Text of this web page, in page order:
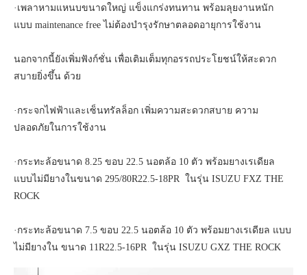
·เพลาหามแหนบขนาดใหญ่ แข็งแกร่งทนทาน พร้อมลุยงานหนัก
แบบ maintenance free ไม่ต้องบำรุงรักษาตลอดอายุการใช้งาน
นอกจากนี้ยังเพิ่มฟังก์ชั่น เพื่อเติมเต็มทุกอรรถประโยชน์ให้สะดวก
สบายยิ่งขึ้น ด้วย
·กระจกไฟฟ้าและเซ็นทรัลล็อก เพิ่มความสะดวกสบาย ความ
ปลอดภัยในการใช้งาน
·กระทะล้อขนาด 8.25 ขอบ 22.5 นอตล้อ 10 ตัว พร้อมยางเรเดียล
แบบไม่มียางในขนาด 295/80R22.5-18PR ในรุ่น ISUZU FXZ THE
ROCK
·กระทะล้อขนาด 7.5 ขอบ 22.5 นอตล้อ 10 ตัว พร้อมยางเรเดียล แบบ
ไม่มียางใน ขนาด 11R22.5-16PR ในรุ่น ISUZU GXZ THE ROCK